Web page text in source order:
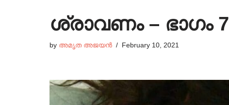
ശ്രാവണം – ഭാഗം 7
by അമൃത അജയൻ February 10, 2021